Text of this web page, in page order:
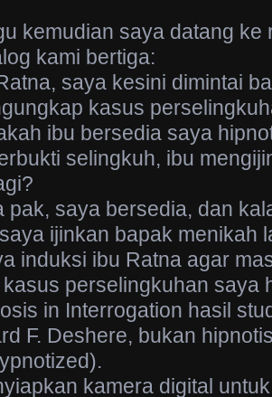
kemudian saya datang ke
kami bertiga:
saya kesini dimintai
kasus
ibu bersedia saya
selingkuh, ibu
pak, saya bersedia, dan
ijinkan bapak menikah
induksi ibu Ratna agar
kasus perselingkuhan saya
in Interrogation hasil
F. Deshere, bukan
kamera digital